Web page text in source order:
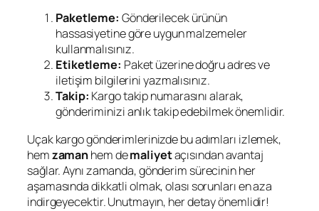
Paketleme: Gönderilecek ürünün
hassasiyetine göre uygun malzemeler
kullanmalısınız.
Etiketleme: Paket üzerine doğru adres ve
iletişim bilgilerini yazmalısınız.
Takip: Kargo takip numarasını alarak,
gönderiminizi anlık takip edebilmek önemlidir.
Uçak kargo gönderimlerinizde bu adımları izlemek,
hemzamanhem demaliyetaçısından avantaj
sağlar. Aynı zamanda, gönderim sürecinin her
aşamasında dikkatli olmak, olası sorunları en aza
indirgeyecektir. Unutmayın, her detay önemlidir!